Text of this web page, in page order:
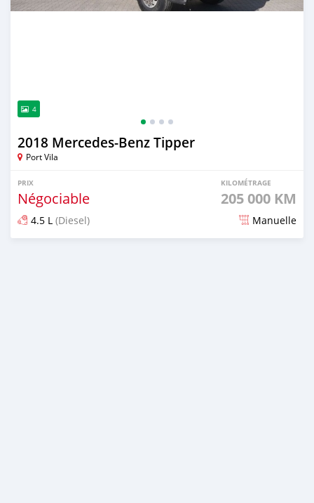
4
2018 Mercedes‒Benz Tipper
Port Vila
PRIX
Négociable
KILOMÉTRAGE
205 000 KM
4.5 L (Diesel) Manuelle